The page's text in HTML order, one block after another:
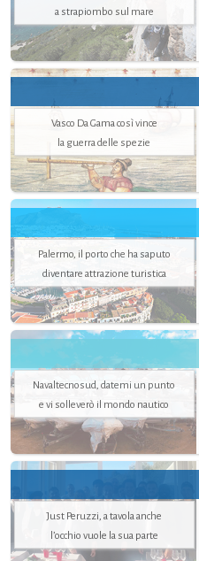
a strapiombo sul mare
Vasco Da Gama così vince
la guerra delle spezie
Palermo, il porto che ha saputo
diventare attrazione turistica
Navaltecnosud, datemi un punto
e vi solleverò il mondo nautico
Just Peruzzi, a tavola anche
l’occhio vuole la sua parte